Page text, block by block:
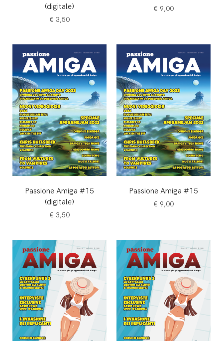
(digitale)
€ 3,50
€ 9,00
Passione Amiga #15
(digitale)
€ 3,50
Passione Amiga #15
€ 9,00